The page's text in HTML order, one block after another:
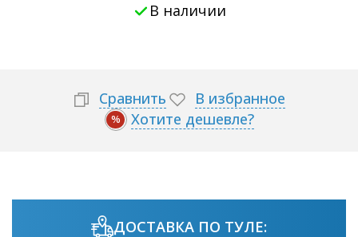
В наличии
Сравнить В избранное
% Хотите дешевле?
ДОСТАВКА ПО ТУЛЕ: